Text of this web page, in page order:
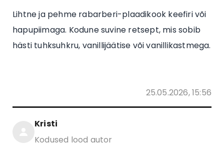
Lihtne ja pehme rabarberi-plaadikook keefiri või
hapupiimaga. Kodune suvine retsept, mis sobib
hästi tuhksuhkru, vanillijäätise või vanillikastmega.
25.05.2026, 15:56
Kristi
Kodused lood autor